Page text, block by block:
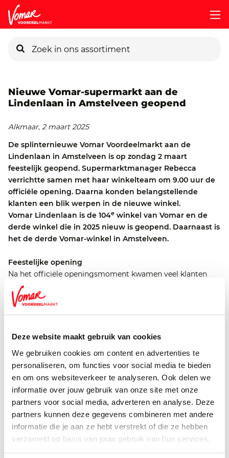
Deze website maakt gebruik van cookies
We gebruiken cookies om content en advertenties te
personaliseren, om functies voor social media te bieden
en om ons websiteverkeer te analyseren. Ook delen we
informatie over jouw gebruik van onze site met onze
partners voor social media, adverteren en analyse. Deze
partners kunnen deze gegevens combineren met andere
informatie die je aan ze hebt verstrekt of die ze hebben
verzameld op basis van jouw gebruik van hun services.
Pincode vergeten
Persoonlijk KIK-account
Nieuwe Vomar-supermarkt aan de
Lindenlaan in Amstelveen geopend
Alkmaar, 2 maart 2025
De splinternieuwe Vomar Voordeelmarkt aan de
Lindenlaan in Amstelveen is op zondag 2 maart
feestelijk geopend. Supermarktmanager Rebecca
verrichtte samen met haar winkelteam om 9.00 uur de
officiële opening. Daarna konden belangstellende
klanten een blik werpen in de nieuwe winkel.
Vomar Lindenlaan is de 104e winkel van Vomar en de
derde winkel die in 2025 nieuw is geopend. Daarnaast is
het de derde Vomar-winkel in Amstelveen.
Feestelijke opening
Na het officiële openingsmoment kwamen veel klanten
een kijkje nemen in de nieuwe winkel en profiteren van vele
spectaculaire openingsaanbiedingen. Bij aankoop van hun
boodschappen ontvingen zij bovendien een gratis koekblik
die wordt uitgedeeld bij de kassa maken zij bovendien kans
Loyaliteitsprogramma Klant-is-Koning
Via het loyaliteitsprogramma van Vomar kunnen klanten
profteren van diverse voordelen. Zij kunnen met een Klant-
is-Koning-kaart sparen voor 6% premie op kooppunten die
worden aangekocht bij de kassa. Via de Vomar-app kunnen
klanten bovendien € 600 per jaar éxtra besparen via de
Voordeel Vouchers en ontvangen zij verjaardagskorting op